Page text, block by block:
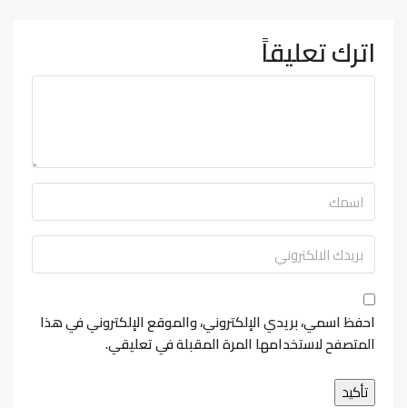
اترك تعليقاً
احفظ اسمي، بريدي الإلكتروني، والموقع الإلكتروني في هذا
المتصفح لاستخدامها المرة المقبلة في تعليقي.